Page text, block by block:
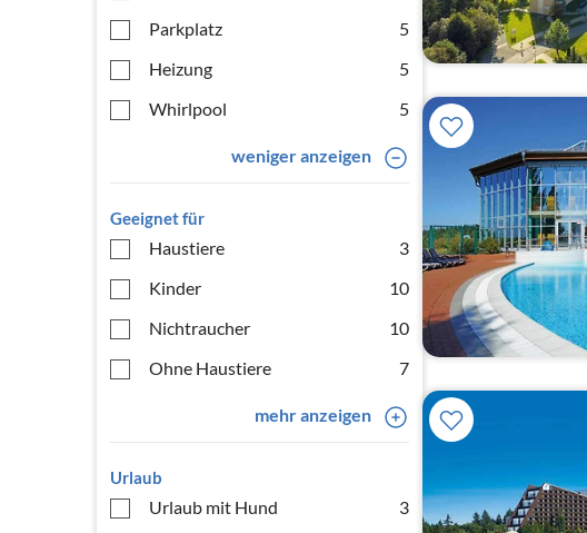
Parkplatz
5
Heizung
5
Whirlpool
5
weniger anzeigen
Geeignet für
Haustiere
3
Kinder
10
Nichtraucher
10
Ohne Haustiere
7
mehr anzeigen
Urlaub
Urlaub mit Hund
3